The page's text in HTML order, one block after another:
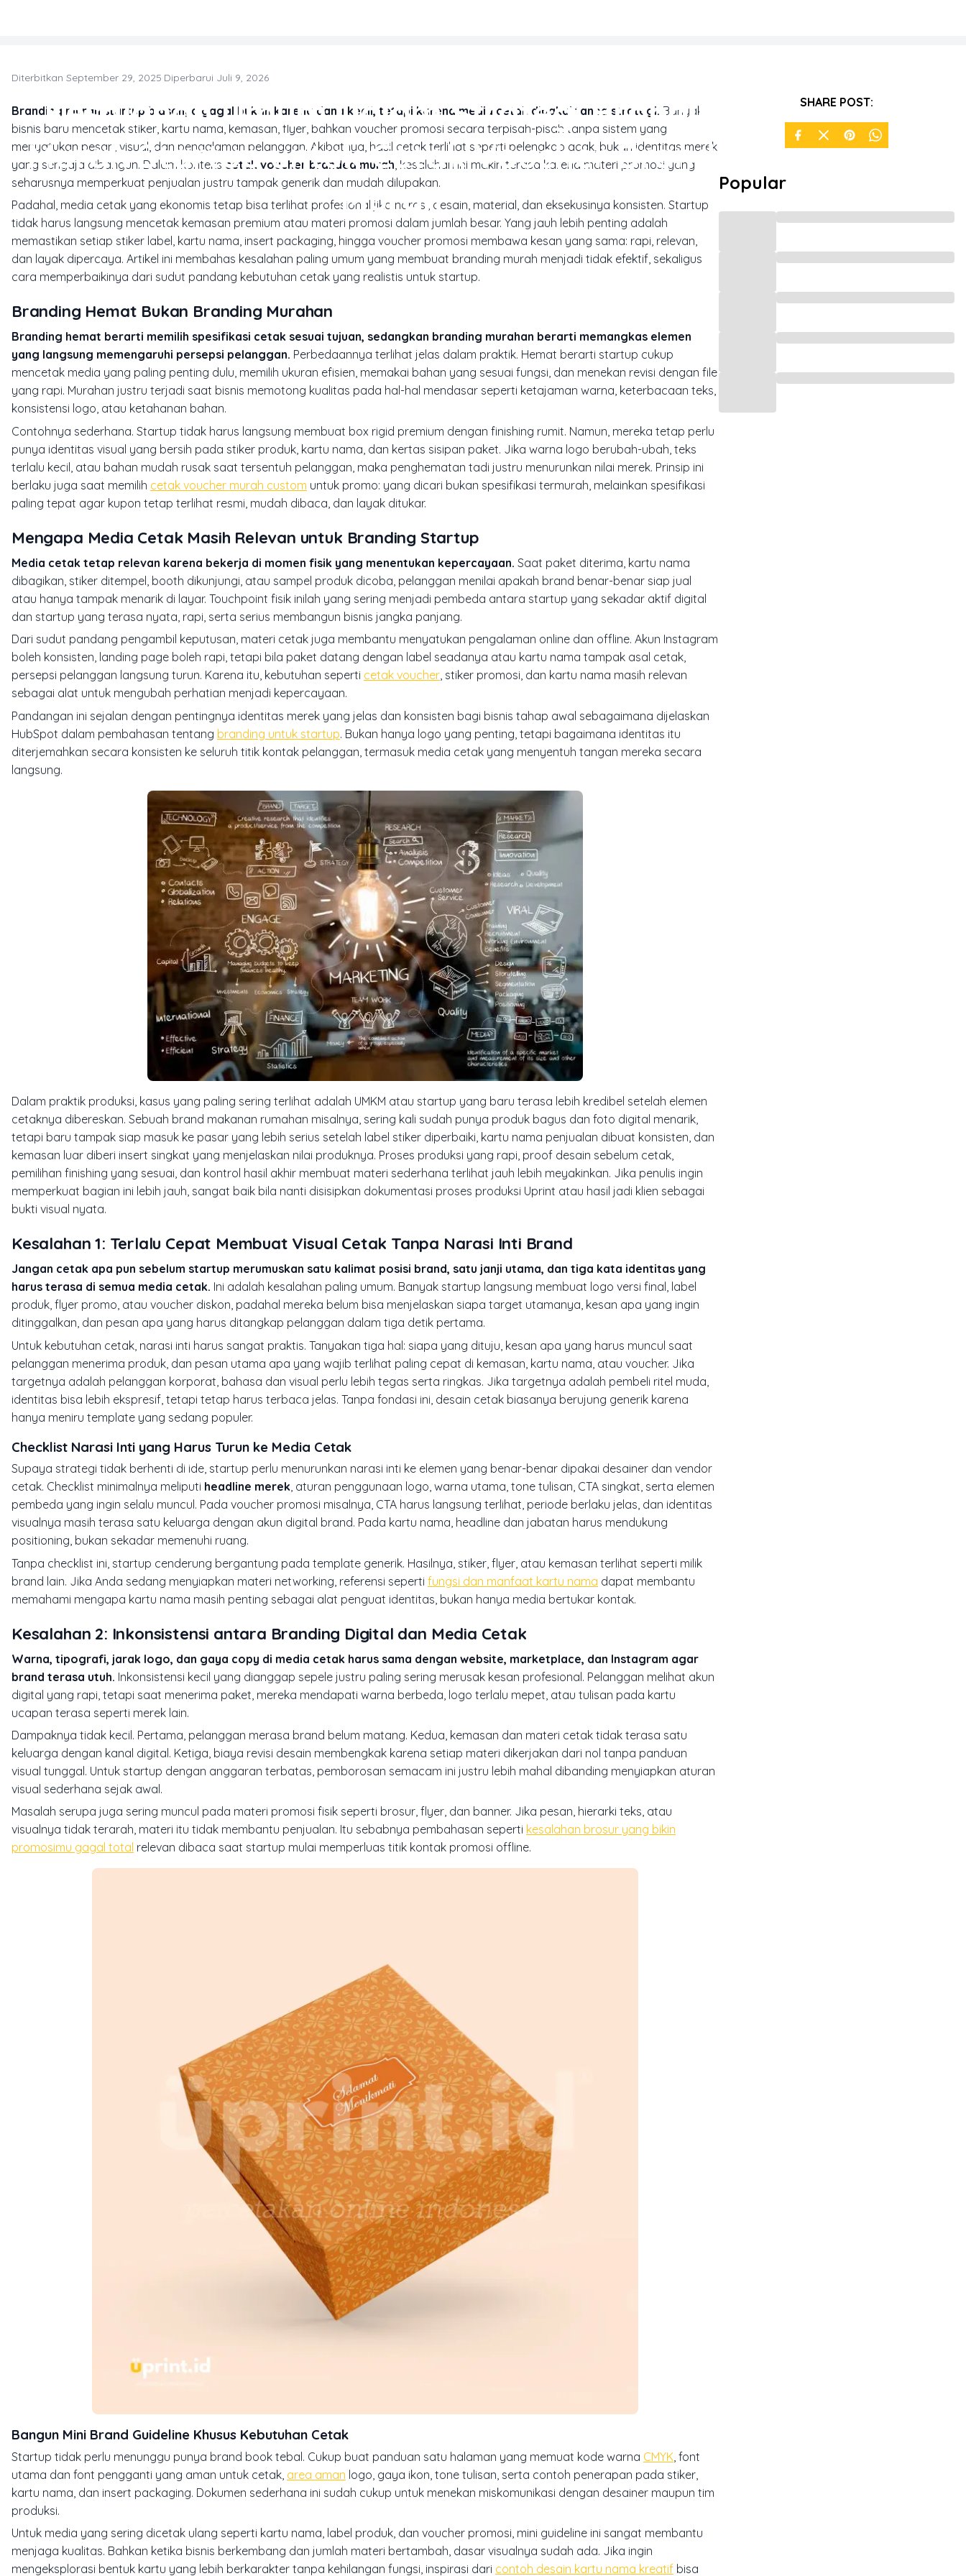
Kesalahan Umum Dalam Strategi Branding
Murah Startup untuk Cetak Voucher Branded
Murah
Diterbitkan September 29, 2025·Diperbarui Juli 9, 2026
Branding murah startup biasanya gagal bukan karena dana kecil, tetapi karena media cetak dipakai tanpa strategi. Banyak
bisnis baru mencetak stiker, kartu nama, kemasan, flyer, bahkan voucher promosi secara terpisah-pisah tanpa sistem yang
menyatukan pesan, visual, dan pengalaman pelanggan. Akibatnya, hasil cetak terlihat seperti pelengkap acak, bukan identitas merek
yang sengaja dibangun. Dalam konteks cetak voucher branded murah, kesalahan ini makin terasa karena materi promosi yang
seharusnya memperkuat penjualan justru tampak generik dan mudah dilupakan.
Padahal, media cetak yang ekonomis tetap bisa terlihat profesional jika narasi, desain, material, dan eksekusinya konsisten. Startup
tidak harus langsung mencetak kemasan premium atau materi promosi dalam jumlah besar. Yang jauh lebih penting adalah
memastikan setiap stiker label, kartu nama, insert packaging, hingga voucher promosi membawa kesan yang sama: rapi, relevan,
dan layak dipercaya. Artikel ini membahas kesalahan paling umum yang membuat branding murah menjadi tidak efektif, sekaligus
cara memperbaikinya dari sudut pandang kebutuhan cetak yang realistis untuk startup.
Branding Hemat Bukan Branding Murahan
Branding hemat berarti memilih spesifikasi cetak sesuai tujuan, sedangkan branding murahan berarti memangkas elemen
yang langsung memengaruhi persepsi pelanggan. Perbedaannya terlihat jelas dalam praktik. Hemat berarti startup cukup
mencetak media yang paling penting dulu, memilih ukuran efisien, memakai bahan yang sesuai fungsi, dan menekan revisi dengan file
yang rapi. Murahan justru terjadi saat bisnis memotong kualitas pada hal-hal mendasar seperti ketajaman warna, keterbacaan teks,
konsistensi logo, atau ketahanan bahan.
Contohnya sederhana. Startup tidak harus langsung membuat box rigid premium dengan finishing rumit. Namun, mereka tetap perlu
punya identitas visual yang bersih pada stiker produk, kartu nama, dan kertas sisipan paket. Jika warna logo berubah-ubah, teks
terlalu kecil, atau bahan mudah rusak saat tersentuh pelanggan, maka penghematan tadi justru menurunkan nilai merek. Prinsip ini
berlaku juga saat memilih cetak voucher murah custom untuk promo: yang dicari bukan spesifikasi termurah, melainkan spesifikasi
paling tepat agar kupon tetap terlihat resmi, mudah dibaca, dan layak ditukar.
Mengapa Media Cetak Masih Relevan untuk Branding Startup
Media cetak tetap relevan karena bekerja di momen fisik yang menentukan kepercayaan. Saat paket diterima, kartu nama
dibagikan, stiker ditempel, booth dikunjungi, atau sampel produk dicoba, pelanggan menilai apakah brand benar-benar siap jual
atau hanya tampak menarik di layar. Touchpoint fisik inilah yang sering menjadi pembeda antara startup yang sekadar aktif digital
dan startup yang terasa nyata, rapi, serta serius membangun bisnis jangka panjang.
Dari sudut pandang pengambil keputusan, materi cetak juga membantu menyatukan pengalaman online dan offline. Akun Instagram
boleh konsisten, landing page boleh rapi, tetapi bila paket datang dengan label seadanya atau kartu nama tampak asal cetak,
persepsi pelanggan langsung turun. Karena itu, kebutuhan seperti cetak voucher, stiker promosi, dan kartu nama masih relevan
sebagai alat untuk mengubah perhatian menjadi kepercayaan.
Pandangan ini sejalan dengan pentingnya identitas merek yang jelas dan konsisten bagi bisnis tahap awal sebagaimana dijelaskan
HubSpot dalam pembahasan tentang branding untuk startup. Bukan hanya logo yang penting, tetapi bagaimana identitas itu
diterjemahkan secara konsisten ke seluruh titik kontak pelanggan, termasuk media cetak yang menyentuh tangan mereka secara
langsung.
Dalam praktik produksi, kasus yang paling sering terlihat adalah UMKM atau startup yang baru terasa lebih kredibel setelah elemen
cetaknya dibereskan. Sebuah brand makanan rumahan misalnya, sering kali sudah punya produk bagus dan foto digital menarik,
tetapi baru tampak siap masuk ke pasar yang lebih serius setelah label stiker diperbaiki, kartu nama penjualan dibuat konsisten, dan
kemasan luar diberi insert singkat yang menjelaskan nilai produknya. Proses produksi yang rapi, proof desain sebelum cetak,
pemilihan finishing yang sesuai, dan kontrol hasil akhir membuat materi sederhana terlihat jauh lebih meyakinkan. Jika penulis ingin
memperkuat bagian ini lebih jauh, sangat baik bila nanti disisipkan dokumentasi proses produksi Uprint atau hasil jadi klien sebagai
bukti visual nyata.
Kesalahan 1: Terlalu Cepat Membuat Visual Cetak Tanpa Narasi Inti Brand
Jangan cetak apa pun sebelum startup merumuskan satu kalimat posisi brand, satu janji utama, dan tiga kata identitas yang
harus terasa di semua media cetak. Ini adalah kesalahan paling umum. Banyak startup langsung membuat logo versi final, label
produk, flyer promo, atau voucher diskon, padahal mereka belum bisa menjelaskan siapa target utamanya, kesan apa yang ingin
ditinggalkan, dan pesan apa yang harus ditangkap pelanggan dalam tiga detik pertama.
Untuk kebutuhan cetak, narasi inti harus sangat praktis. Tanyakan tiga hal: siapa yang dituju, kesan apa yang harus muncul saat
pelanggan menerima produk, dan pesan utama apa yang wajib terlihat paling cepat di kemasan, kartu nama, atau voucher. Jika
targetnya adalah pelanggan korporat, bahasa dan visual perlu lebih tegas serta ringkas. Jika targetnya adalah pembeli ritel muda,
identitas bisa lebih ekspresif, tetapi tetap harus terbaca jelas. Tanpa fondasi ini, desain cetak biasanya berujung generik karena
hanya meniru template yang sedang populer.
Checklist Narasi Inti yang Harus Turun ke Media Cetak
Supaya strategi tidak berhenti di ide, startup perlu menurunkan narasi inti ke elemen yang benar-benar dipakai desainer dan vendor
cetak. Checklist minimalnya meliputi headline merek, aturan penggunaan logo, warna utama, tone tulisan, CTA singkat, serta elemen
pembeda yang ingin selalu muncul. Pada voucher promosi misalnya, CTA harus langsung terlihat, periode berlaku jelas, dan identitas
visualnya masih terasa satu keluarga dengan akun digital brand. Pada kartu nama, headline dan jabatan harus mendukung
positioning, bukan sekadar memenuhi ruang.
Tanpa checklist ini, startup cenderung bergantung pada template generik. Hasilnya, stiker, flyer, atau kemasan terlihat seperti milik
brand lain. Jika Anda sedang menyiapkan materi networking, referensi seperti fungsi dan manfaat kartu nama dapat membantu
memahami mengapa kartu nama masih penting sebagai alat penguat identitas, bukan hanya media bertukar kontak.
Kesalahan 2: Inkonsistensi antara Branding Digital dan Media Cetak
Warna, tipografi, jarak logo, dan gaya copy di media cetak harus sama dengan website, marketplace, dan Instagram agar
brand terasa utuh. Inkonsistensi kecil yang dianggap sepele justru paling sering merusak kesan profesional. Pelanggan melihat akun
digital yang rapi, tetapi saat menerima paket, mereka mendapati warna berbeda, logo terlalu mepet, atau tulisan pada kartu
ucapan terasa seperti merek lain.
Dampaknya tidak kecil. Pertama, pelanggan merasa brand belum matang. Kedua, kemasan dan materi cetak tidak terasa satu
keluarga dengan kanal digital. Ketiga, biaya revisi desain membengkak karena setiap materi dikerjakan dari nol tanpa panduan
visual tunggal. Untuk startup dengan anggaran terbatas, pemborosan semacam ini justru lebih mahal dibanding menyiapkan aturan
visual sederhana sejak awal.
Masalah serupa juga sering muncul pada materi promosi fisik seperti brosur, flyer, dan banner. Jika pesan, hierarki teks, atau
visualnya tidak terarah, materi itu tidak membantu penjualan. Itu sebabnya pembahasan seperti kesalahan brosur yang bikin
promosimu gagal total relevan dibaca saat startup mulai memperluas titik kontak promosi offline.
Bangun Mini Brand Guideline Khusus Kebutuhan Cetak
Startup tidak perlu menunggu punya brand book tebal. Cukup buat panduan satu halaman yang memuat kode warna CMYK, font
utama dan font pengganti yang aman untuk cetak, area aman logo, gaya ikon, tone tulisan, serta contoh penerapan pada stiker,
kartu nama, dan insert packaging. Dokumen sederhana ini sudah cukup untuk menekan miskomunikasi dengan desainer maupun tim
produksi.
Untuk media yang sering dicetak ulang seperti kartu nama, label produk, dan voucher promosi, mini guideline ini sangat membantu
menjaga kualitas. Bahkan ketika bisnis berkembang dan jumlah materi bertambah, dasar visualnya sudah ada. Jika ingin
mengeksplorasi bentuk kartu yang lebih berkarakter tanpa kehilangan fungsi, inspirasi dari contoh desain kartu nama kreatif bisa
SHARE POST:
Popular